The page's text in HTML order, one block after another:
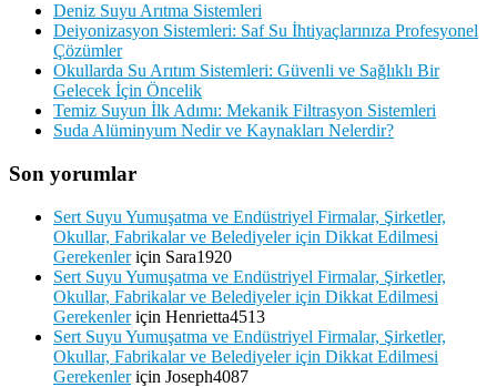
Deniz Suyu Arıtma Sistemleri
Deiyonizasyon Sistemleri: Saf Su İhtiyaçlarınıza Profesyonel
Çözümler
Okullarda Su Arıtım Sistemleri: Güvenli ve Sağlıklı Bir
Gelecek İçin Öncelik
Temiz Suyun İlk Adımı: Mekanik Filtrasyon Sistemleri
Suda Alüminyum Nedir ve Kaynakları Nelerdir?
Son yorumlar
Sert Suyu Yumuşatma ve Endüstriyel Firmalar, Şirketler,
Okullar, Fabrikalar ve Belediyeler için Dikkat Edilmesi
Gerekenleriçin Sara1920
Sert Suyu Yumuşatma ve Endüstriyel Firmalar, Şirketler,
Okullar, Fabrikalar ve Belediyeler için Dikkat Edilmesi
Gerekenleriçin Henrietta4513
Sert Suyu Yumuşatma ve Endüstriyel Firmalar, Şirketler,
Okullar, Fabrikalar ve Belediyeler için Dikkat Edilmesi
Gerekenleriçin Joseph4087